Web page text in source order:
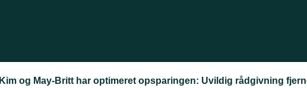
Kim og May-Britt har optimeret opsparingen: Uvildig rådgivning